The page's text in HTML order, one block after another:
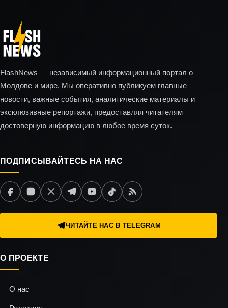
FlashNews — независимый информационный портал о
Молдове и мире. Мы оперативно публикуем главные
новости, важные события, аналитические материалы и
эксклюзивные репортажи, предоставляя читателям
достоверную информацию в любое время суток.
ПОДПИСЫВАЙТЕСЬ НА НАС
ЧИТАЙТЕ НАС В TELEGRAM
О ПРОЕКТЕ
О нас